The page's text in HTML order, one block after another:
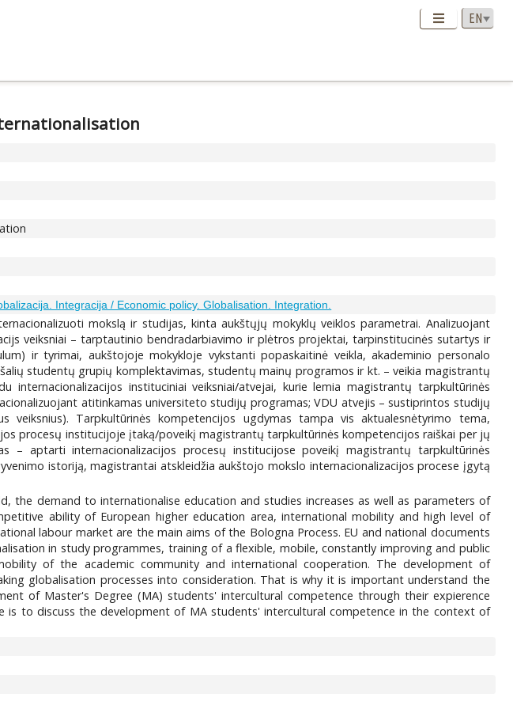
Integracija / Economic policy. Globalisation. Integration.
mokslą ir studijas, kinta aukštųjų mokyklų veiklos parametrai. Analizuojant
veiksniai – tarptautinio bendradarbiavimo ir plėtros projektai, tarpinstitucinės sutartys ir
ir tyrimai, aukštojoje mokykloje vykstanti popaskaitinė veikla, akademinio personalo
studentų grupių komplektavimas, studentų mainų programos ir kt. – veikia magistrantų
instituciniai veiksniai/atvejai, kurie lemia magistrantų tarpkultūrinės
atitinkamas universiteto studijų programas; VDU atvejis – sustiprintos studijų
Tarpkultūrinės kompetencijos ugdymas tampa vis aktualesnėtyrimo tema,
procesų institucijoje įtaką/poveikį magistrantų tarpkultūrinės kompetencijos raiškai per jų
aptarti internacionalizacijos procesų institucijose poveikį magistrantų tarpkultūrinės
istoriją, magistrantai atskleidžia aukštojo mokslo internacionalizacijos procese įgytą
the demand to internationalise education and studies increases as well as parameters of
ability of European higher education area, international mobility and high level of
labour market are the main aims of the Bologna Process. EU and national documents
in study programmes, training of a flexible, mobile, constantly improving and public
of the academic community and international cooperation. The development of
globalisation processes into consideration. That is why it is important understand the
of Master's Degree (MA) students' intercultural competence through their expierence
is to discuss the development of MA students' intercultural competence in the context of